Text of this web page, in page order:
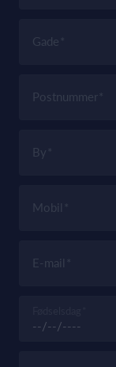
Gade
Postnummer
By
Mobil
E-mail